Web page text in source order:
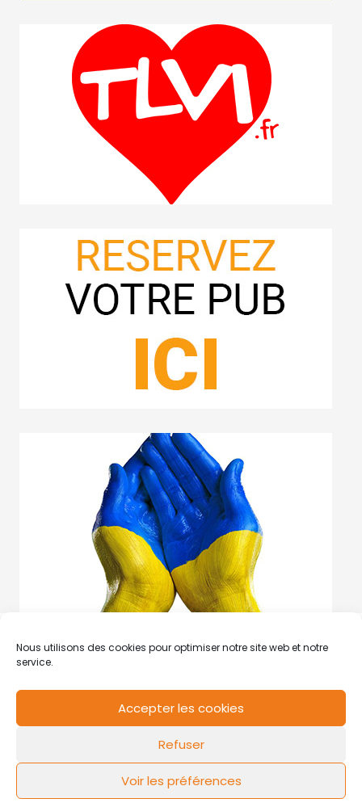
Nous utilisons des cookies pour optimiser notre site web et notre
service.
Accepter les cookies
Refuser
Voir les préférences
Mentions légales Politique de cookies
FLOW44